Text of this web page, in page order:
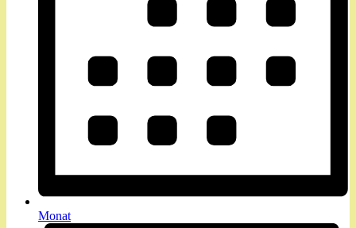
Monat